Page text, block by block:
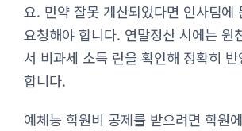
요. 만약 잘못 계산되었다면 인사팀에
요청해야 합니다. 연말정산 시에는 원
서 비과세 소득 란을 확인해 정확히
합니다.
예체능 학원비 공제를 받으려면 학원